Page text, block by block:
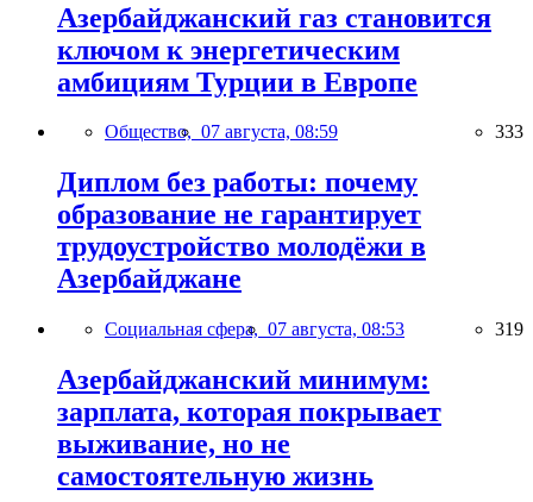
Азербайджанский газ становится
ключом к энергетическим
амбициям Турции в Европе
Общество, 07 августа, 08:59 333
Диплом без работы: почему
образование не гарантирует
трудоустройство молодёжи в
Азербайджане
Социальная сфера, 07 августа, 08:53 319
Азербайджанский минимум:
зарплата, которая покрывает
выживание, но не
самостоятельную жизнь